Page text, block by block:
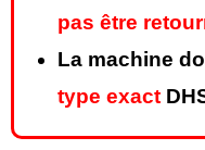
pas être
La machine
type exact